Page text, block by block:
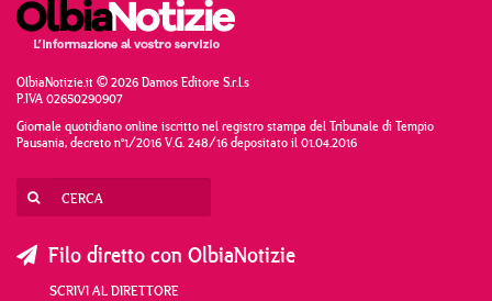
OlbiaNotizie.it © 2026 Damos Editore S.r.l.s
P.IVA 02650290907
Giornale quotidiano online iscritto nel registro stampa del Tribunale di Tempio
Pausania, decreto n°1/2016 V.G. 248/16 depositato il 01.04.2016
Filo diretto con OlbiaNotizie
SCRIVI AL DIRETTORE